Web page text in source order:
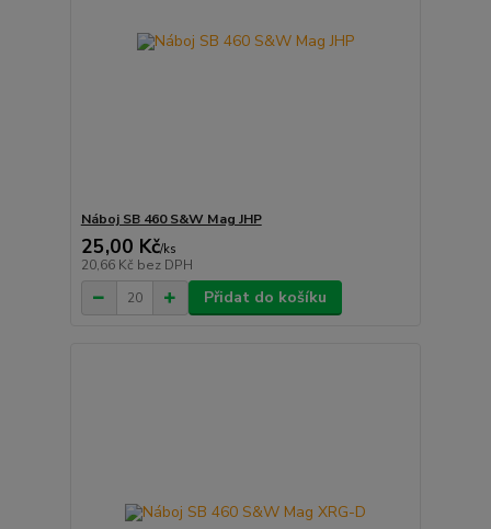
Náboj SB 460 S&W Mag JHP
25,00 Kč/ks
20,66 Kč bez DPH
Přidat do košíku